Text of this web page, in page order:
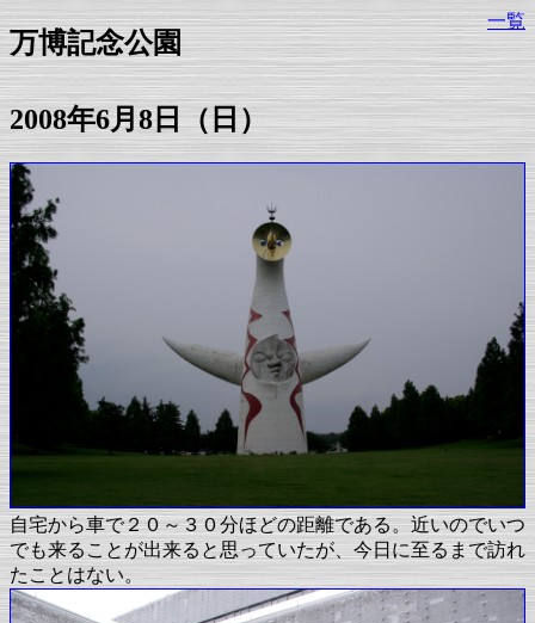
万博記念公園
一覧
2008年6月8日（日）
自宅から車で２０～３０分ほどの距離である。近いのでいつ
でも来ることが出来ると思っていたが、今日に至るまで訪れ
たことはない。